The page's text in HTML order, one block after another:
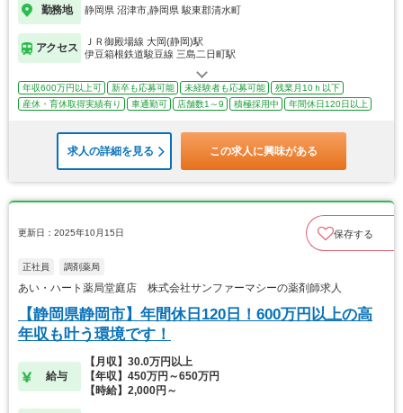
勤務地 静岡県 沼津市,静岡県 駿東郡清水町
アクセス
ＪＲ御殿場線 大岡(静岡)駅
伊豆箱根鉄道駿豆線 三島二日町駅
年収600万円以上可 新卒も応募可能 未経験者も応募可能
残業月10ｈ以下
産休・育休取得実績有り
車通勤可 店舗数1～9 積極採用中 年間休日120日以上
求人の詳細を見る この求人に興味がある
更新日：2025年10月15日 保存する
正社員 調剤薬局
あい・ハート薬局堂庭店 株式会社サンファーマシーの薬剤師求人
【静岡県静岡市】年間休日120日！600万円以上の高
年収も叶う環境です！
給与
【月収】30.0万円以上
【年収】450万円～650万円
【時給】2,000円～